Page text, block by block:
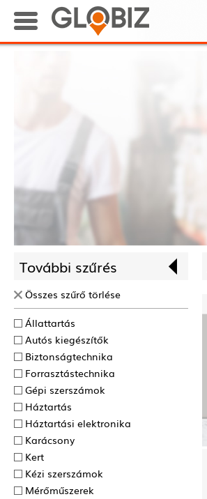
További szűrés
Összes szűrő törlése
Állattartás
Autós kiegészítők
Biztonságtechnika
Forrasztás­technika
Gépi szerszámok
Háztartás
Háztartási elektronika
Karácsony
Kert
Kézi szerszámok
Mérőműszerek